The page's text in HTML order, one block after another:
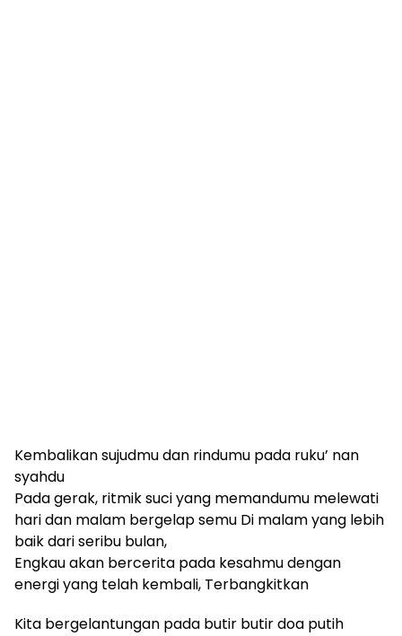
Kembalikan sujudmu dan rindumu pada ruku’ nan
syahdu
Pada gerak, ritmik suci yang memandumu melewati
hari dan malam bergelap semu Di malam yang lebih
baik dari seribu bulan,
Engkau akan bercerita pada kesahmu dengan
energi yang telah kembali, Terbangkitkan
Kita bergelantungan pada butir butir doa putih